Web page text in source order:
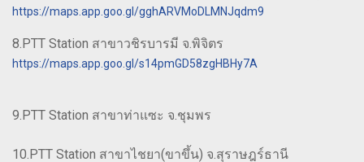
https://maps.app.goo.gl/gghARVMoDLMNJqdm9
8.PTT Station สาขาวชิรบารมี จ.พิจิตร
https://maps.app.goo.gl/s14pmGD58zgHBHy7A
9.PTT Station สาขาท่าแซะ จ.ชุมพร
10.PTT Station สาขาไชยา(ขาขึ้น) จ.สุราษฎร์ธานี